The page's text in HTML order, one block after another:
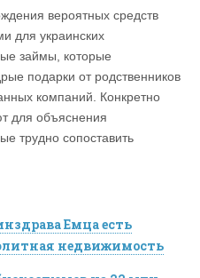
вероятных средств
для украинских
займы, которые
подарки от родственников
компаний. Конкретно
для объяснения
трудно сопоставить
Емца есть
недвижимость